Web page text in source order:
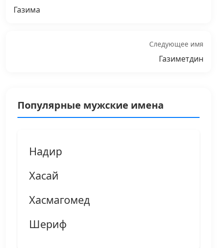
Газима
Следующее имя
Газиметдин
Популярные мужские имена
Надир
Хасай
Хасмагомед
Шериф